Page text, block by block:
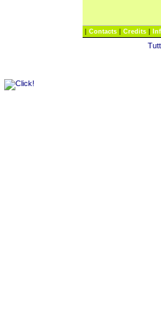
| Contacts | Credits |